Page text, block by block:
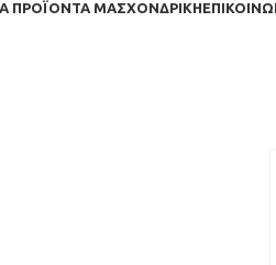
ΠΡΟΪΟΝΤΑ ΜΑΣΧΟΝΔΡΙΚΗ